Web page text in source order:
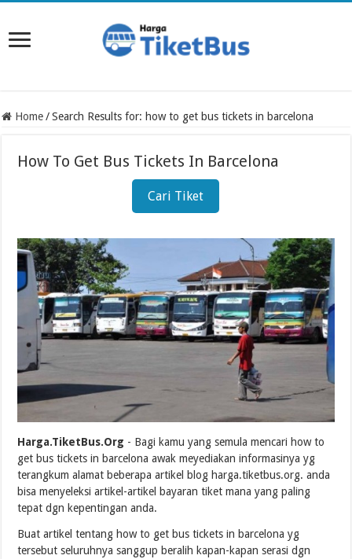
Home / Search Results for: how to get bus tickets in barcelona
How To Get Bus Tickets In Barcelona
Cari Tiket
Harga.TiketBus.Org - Bagi kamu yang semula mencari how to
get bus tickets in barcelona awak meyediakan informasinya yg
terangkum alamat beberapa artikel blog harga.tiketbus.org. anda
bisa menyeleksi artikel-artikel bayaran tiket mana yang paling
tepat dgn kepentingan anda.
Buat artikel tentang how to get bus tickets in barcelona yg
tersebut seluruhnya sanggup beralih kapan-kapan serasi dgn